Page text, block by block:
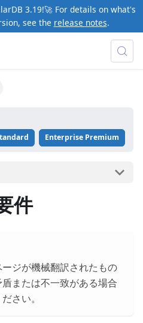
3.19!🚀 For details on what's
see the release notes.
Enterprise Premium
件
ジが機械翻訳されたもの
または不一致がある場合
さい。